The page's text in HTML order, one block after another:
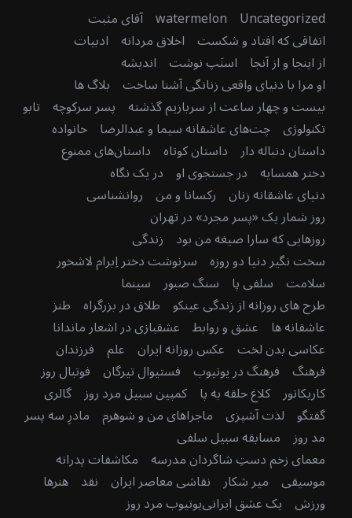
Uncategorized
watermelon آقای مثبت
اتفاقی که افتاد و شکست اخلاق مردانه ادبیات
از اینجا و از آنجا اسنَپ نوشت اندیشه
او مرا با دنیای واقعی زنانگی آشنا ساخت بلاگ ها
بیست و چهار ساعت از سربازیم گذشته پسر سرکوچه تابو
تکنولوژی چت‌های عاشقانه سیما و عبدالرضا خانواده
داستان دنباله دار داستان کوتاه داستان‌های ممنوع
دختر همسایه در جستجوی او در یک نگاه
دنیای عاشقانه زنان رکسانا و من روانشناسی
روز شمار یک «پسر مجرد» در تهران
روزهایی که سارا صیغه من بود زندگی
سخت نگیر دنیا دو روزه سرنوشت دختر اِبرام لاشخور
سلامت سلفی پا سنگ صبور سینما
طرح های روزانه از زندگی عینکو طلاق در بزرگراه طنز
عاشقانه ها عشق و روابط عشقبازی در اشعار ماندانا
عکاسی بدن لخت عکس روزانه ایران علم فرزندان
فرهنگ فرهنگ در یوتیوب فستیوال تیرگان فوتبال روز
کاریکاتور کلاغ حلقه به پا کمپین سبیل مرد روز گالری
گفتگو لذت آشپزی ماجراهای من و شوهرم مادرِ سه پسر
مد روز مسابقه سبیل سلفی
معمای زخم دستِ شاگردان مدرسه مکاشفات پدرانه
موسیقی میر شکار نقاشی معاصر ایران نقد هنرها
ورزش یک عشق ایرانییوتیوب مرد روز